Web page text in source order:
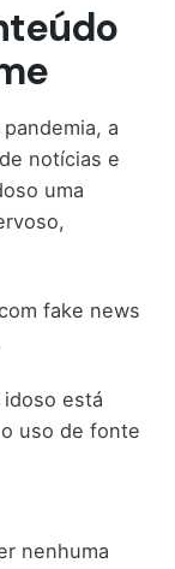
a
notícias e
uma
fake news
está
uso de fonte
nenhuma